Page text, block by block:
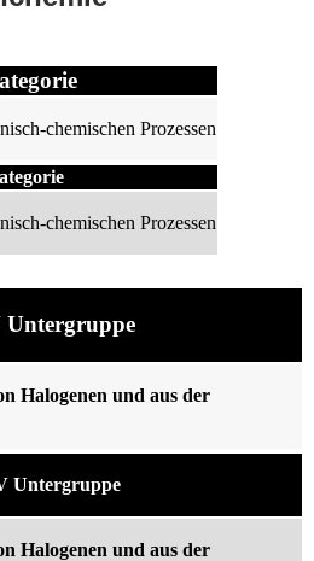
chemischen Prozessen
chemischen Prozessen
Untergruppe
Halogenen und aus der
Untergruppe
Halogenen und aus der